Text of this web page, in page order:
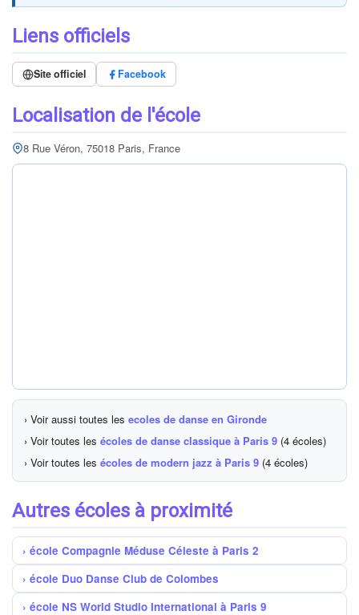
Liens officiels
Site officiel Facebook
Localisation de l'école
8 Rue Véron, 75018 Paris, France
› Voir aussi toutes les ecoles de danse en Gironde
› Voir toutes les écoles de danse classique à Paris 9 (4 écoles)
› Voir toutes les écoles de modern jazz à Paris 9 (4 écoles)
Autres écoles à proximité
école Compagnie Méduse Céleste à Paris 2
école Duo Danse Club de Colombes
école NS World Studio International à Paris 9